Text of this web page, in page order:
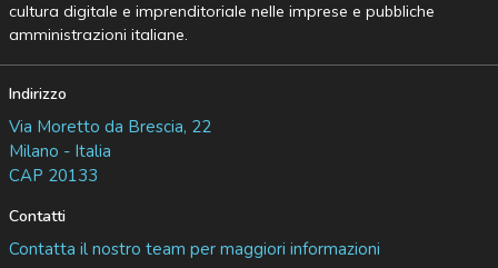
cultura digitale e imprenditoriale nelle imprese e pubbliche
amministrazioni italiane.
Indirizzo
Via Moretto da Brescia, 22
Milano - Italia
CAP 20133
Contatti
Contatta il nostro team per maggiori informazioni